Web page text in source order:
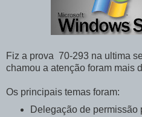
Fiz a prova 70-293 na ultima
chamou a atenção foram mais
Os principais temas foram:
Delegação de permissão